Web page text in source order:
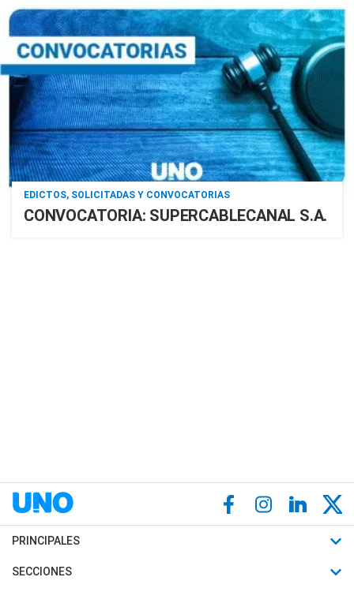
EDICTOS, SOLICITADAS Y CONVOCATORIAS
CONVOCATORIA: SUPERCABLECANAL S.A.
PRINCIPALES
Últimas Noticias
SECCIONES